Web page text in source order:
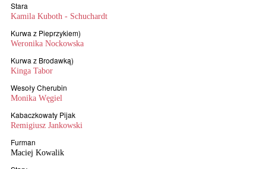
Stara
Kamila Kuboth - Schuchardt
Kurwa z Pieprzykiem)
Weronika Nockowska
Kurwa z Brodawką)
Kinga Tabor
Wesoły Cherubin
Monika Węgiel
Kabaczkowaty Pijak
Remigiusz Jankowski
Furman
Maciej Kowalik